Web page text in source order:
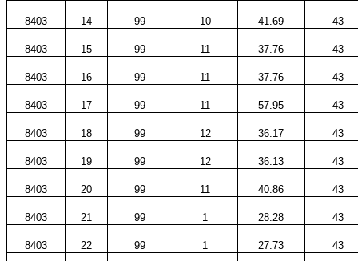
8403 14 99 10 41.69 43
8403 15 99 11 37.76 43
8403 16 99 11 37.76 43
8403 17 99 11 57.95 43
8403 18 99 12 36.17 43
8403 19 99 12 36.13 43
8403 20 99 11 40.86 43
8403 21 99 1 28.28 43
8403 22 99 1 27.73 43